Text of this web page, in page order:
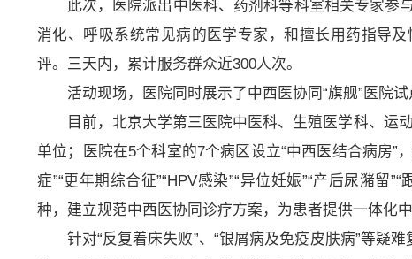
此次，医院派出中医科、药剂科等科室相关专家
消化、呼吸系统常见病的医学专家，和擅长用药指导
评。三天内，累计服务群众近300人次。
活动现场，医院同时展示了中西医协同“旗舰”医院
目前，北京大学第三医院中医科、生殖医学科、运
单位；医院在5个科室的7个病区设立“中西医结合病房”
症”“更年期综合征”“HPV感染”“异位妊娠”“产后尿潴留
种，建立规范中西医协同诊疗方案，为患者提供一体化
针对“反复着床失败”、“银屑病及免疫皮肤病”等疑